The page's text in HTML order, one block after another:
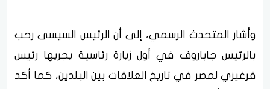
وأشار المتحدث الرسمي، إلى أن الرئيس السيسى رحب
بالرئيس جاباروف في أول زيارة رئاسية يجريها رئيس
قرغيزي لمصر في تاريخ العلاقات بين البلدين، ‏كما أكد